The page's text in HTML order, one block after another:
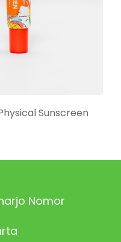
Sunscreen
Nomor